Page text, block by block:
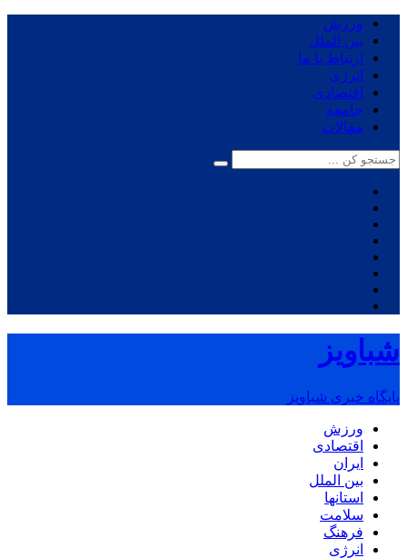
ورزش
بین الملل
ارتباط با ما
انرژی
اقتصادی
جامعه
مقالات
شباویز
پایگاه خبری شباویز
ورزش
اقتصادی
ایران
بین الملل
استانها
سلامت
فرهنگ
انرژی